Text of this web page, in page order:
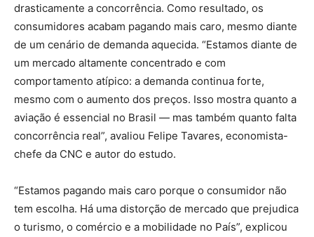
drasticamente a concorrência. Como resultado, os
consumidores acabam pagando mais caro, mesmo diante
de um cenário de demanda aquecida. “Estamos diante de
um mercado altamente concentrado e com
comportamento atípico: a demanda continua forte,
mesmo com o aumento dos preços. Isso mostra quanto a
aviação é essencial no Brasil — mas também quanto falta
concorrência real”, avaliou Felipe Tavares, economista-
chefe da CNC e autor do estudo.
“Estamos pagando mais caro porque o consumidor não
tem escolha. Há uma distorção de mercado que prejudica
o turismo, o comércio e a mobilidade no País”, explicou